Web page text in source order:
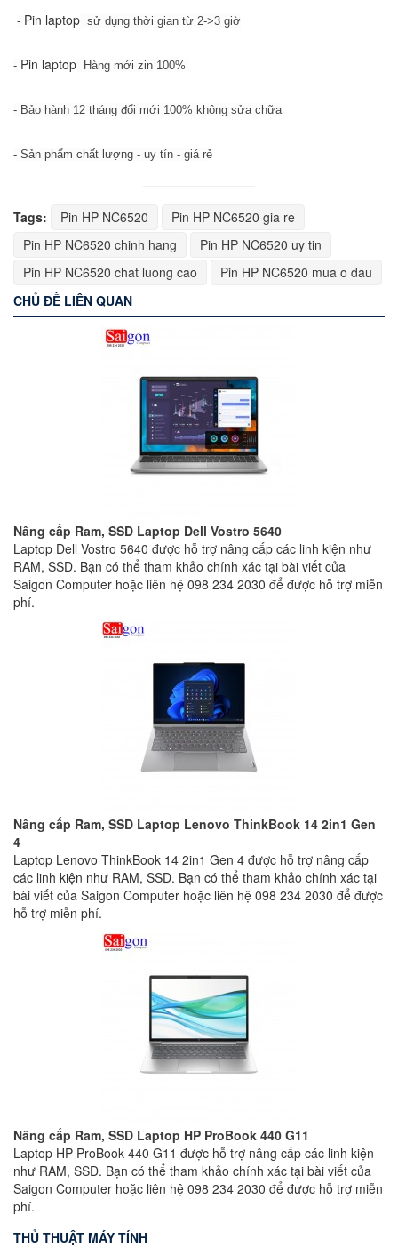
- Pin laptop sử dụng thời gian từ 2->3 giờ
- Pin laptop Hàng mới zin 100%
- Bảo hành 12 tháng đổi mới 100% không sửa chữa
- Sản phẩm chất lượng - uy tín - giá rẻ
Tags: Pin HP NC6520
Pin HP NC6520 gia re
Pin HP NC6520 chinh hang
Pin HP NC6520 uy tin
Pin HP NC6520 chat luong cao
Pin HP NC6520 mua o dau
CHỦ ĐỀ LIÊN QUAN
Nâng cấp Ram, SSD Laptop Dell Vostro 5640
Laptop Dell Vostro 5640 được hỗ trợ nâng cấp các linh kiện như
RAM, SSD. Bạn có thể tham khảo chính xác tại bài viết của
Saigon Computer hoặc liên hệ 098 234 2030 để được hỗ trợ miễn
phí.
Nâng cấp Ram, SSD Laptop Lenovo ThinkBook 14 2in1 Gen
4
Laptop Lenovo ThinkBook 14 2in1 Gen 4 được hỗ trợ nâng cấp
các linh kiện như RAM, SSD. Bạn có thể tham khảo chính xác tại
bài viết của Saigon Computer hoặc liên hệ 098 234 2030 để được
hỗ trợ miễn phí.
Nâng cấp Ram, SSD Laptop HP ProBook 440 G11
Laptop HP ProBook 440 G11 được hỗ trợ nâng cấp các linh kiện
như RAM, SSD. Bạn có thể tham khảo chính xác tại bài viết của
Saigon Computer hoặc liên hệ 098 234 2030 để được hỗ trợ miễn
phí.
THỦ THUẬT MÁY TÍNH